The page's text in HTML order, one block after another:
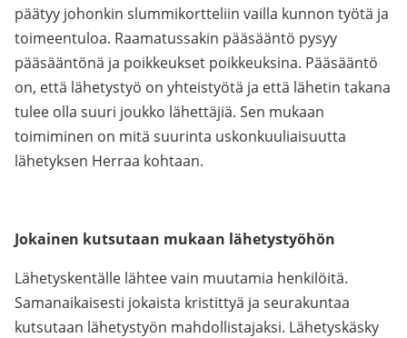
päätyy johonkin slummikortteliin vailla kunnon työtä ja
toimeentuloa. Raamatussakin pääsääntö pysyy
pääsääntönä ja poikkeukset poikkeuksina. Pääsääntö
on, että lähetystyö on yhteistyötä ja että lähetin takana
tulee olla suuri joukko lähettäjiä. Sen mukaan
toimiminen on mitä suurinta uskonkuuliaisuutta
lähetyksen Herraa kohtaan.
Jokainen kutsutaan mukaan lähetystyöhön
Lähetyskentälle lähtee vain muutamia henkilöitä.
Samanaikaisesti jokaista kristittyä ja seurakuntaa
kutsutaan lähetystyön mahdollistajaksi. Lähetyskäsky